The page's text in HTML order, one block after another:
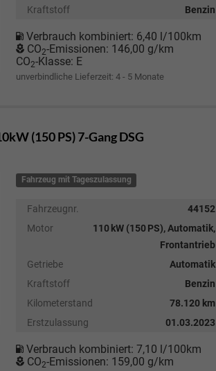
Kraftstoff
Benzin
Verbrauch kombiniert: 6,40 l/100km
CO2-Emissionen: 146,00 g/km
CO2-Klasse: E
unverbindliche Lieferzeit: 4 - 5 Monate
(150 PS) 7-Gang DSG
Fahrzeug mit Tageszulassung
Fahrzeugnr.
44152
Motor
110 kW (150 PS), Automatik,
Frontantrieb
Getriebe
Automatik
Kraftstoff
Benzin
Kilometerstand
78.120 km
Erstzulassung
01.03.2023
Verbrauch kombiniert:7,10 l/100km
CO2-Emissionen: 159,00 g/km